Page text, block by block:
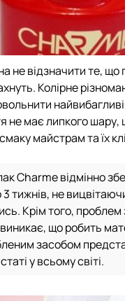
не відзначити те, що
Колірне
не має липкого шару,
майстрам та їх
Charme відмінно
3 тижнів, не
Крім того, проблем
що робить
засобом
у всьому світі.